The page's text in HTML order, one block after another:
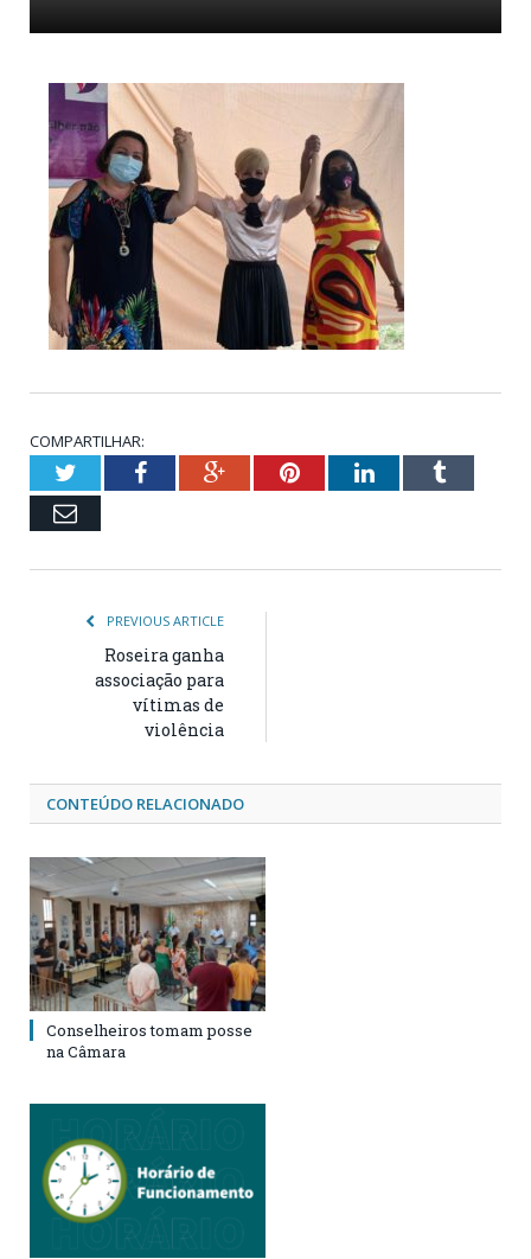
COMPARTILHAR:
TwitterFacebookGoogle+PinterestLinkedInTumblr
Email
PREVIOUS ARTICLE
Roseira ganha
associação para
vítimas de
violência
CONTEÚDO RELACIONADO
Conselheiros tomam posse
na Câmara